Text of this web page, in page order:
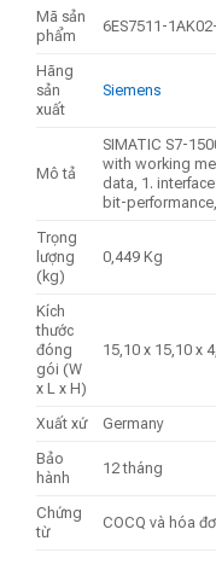
Mã sản
phẩm
6ES7511-
Hãng
sản
xuất
Siemens
Mô tả
SIMATIC S7-
with working
data, 1.
bit-
Trọng
lượng
(kg)
0,449 Kg
Kích
thước
đóng
gói (W
x L x H)
15,10 x 15,10 x
Xuất xứ
Germany
Bảo
hành
12 tháng
Chứng
từ
COCQ và hóa